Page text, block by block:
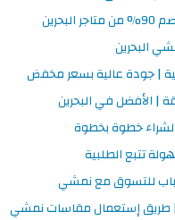
البحرين
| جودة عالية بسعر مخفض
| الأفضل في البحرين
تتبع الطلبية